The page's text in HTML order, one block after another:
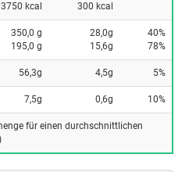
3750 kcal
300 kcal
350,0 g
195,0 g
28,0g
15,6g
40%
78%
56,3g 4,5g 5%
7,5g 0,6g 10%
für einen durchschnittlichen